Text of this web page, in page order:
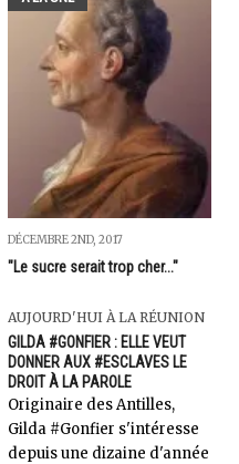
DÉCEMBRE 2ND, 2017
"Le sucre serait trop cher..."
AUJOURD'HUI À LA RÉUNION
GILDA #GONFIER : ELLE VEUT
DONNER AUX #ESCLAVES LE
DROIT À LA PAROLE
Originaire des Antilles,
Gilda #Gonfier s'intéresse
depuis une dizaine d'année